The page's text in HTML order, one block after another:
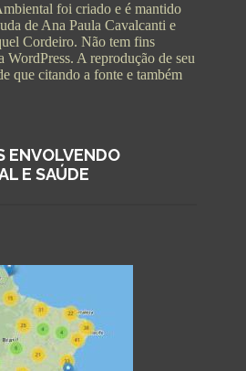
foi criado e é mantido
de Ana Paula Cavalcanti e
Cordeiro. Não tem fins
A reprodução de seu
que citando a fonte e também
ENVOLVENDO
E SAÚDE